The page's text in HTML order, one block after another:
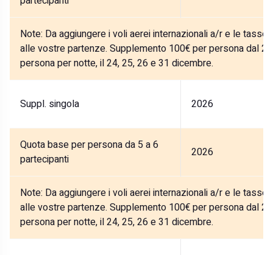
Note: Da aggiungere i voli aerei internazionali a/r e le
alle vostre partenze. Supplemento 100€ per persona dal
persona per notte, il 24, 25, 26 e 31 dicembre.
Suppl. singola 2026
Quota base per persona da 5 a 6
partecipanti
2026
Note: Da aggiungere i voli aerei internazionali a/r e le
alle vostre partenze. Supplemento 100€ per persona dal
persona per notte, il 24, 25, 26 e 31 dicembre.